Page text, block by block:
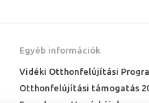
Egyéb információk
Vidéki Otthonfelújítási
Otthonfelújítási támogatás